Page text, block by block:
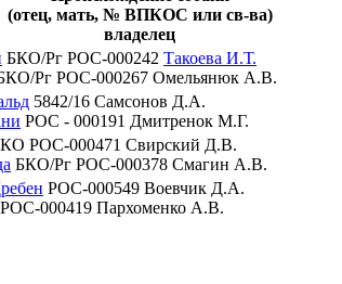
(отец, мать, № ВПКОС или св-ва)
владелец
БКО/Рг РОС-000242 Такоева И.Т.
Рг РОС-000267 Омельянюк А.В.
5842/16 Самсонов Д.А.
РОС - 000191 Дмитренок М.Г.
РОС-000471 Свирский Д.В.
БКО/Рг РОС-000378 Смагин А.В.
РОС-000549 Воевчик Д.А.
РОС-000419 Пархоменко А.В.